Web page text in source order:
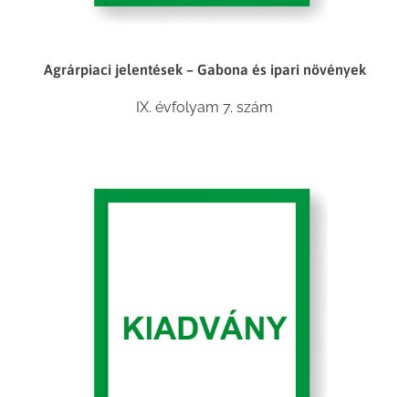
Agrárpiaci jelentések – Gabona és ipari növények
IX. évfolyam 7. szám